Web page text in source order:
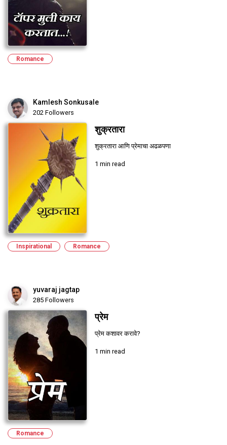
Romance
Kamlesh Sonkusale
202 Followers
शुक्रतारा
शुक्रतारा आणि प्रेमाचा अढळपणा
1 min read
Inspirational Romance
yuvaraj jagtap
285 Followers
प्रेम
प्रेम कशावर करावे?
1 min read
Romance